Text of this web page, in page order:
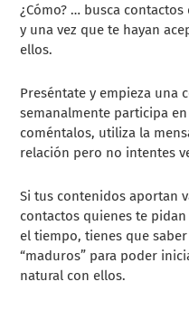
¿Cómo? … busca
y una vez que te hayan
ellos.
Preséntate y empieza una
semanalmente participa
coméntalos, utiliza la
relación pero no intentes
Si tus contenidos aportan
contactos quienes te
el tiempo, tienes que
“maduros” para poder
natural con ellos.